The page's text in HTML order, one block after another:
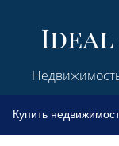
Купить